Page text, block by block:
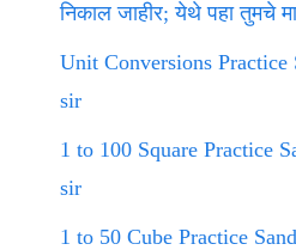
निकाल जाहीर; येथे पहा तुमचे
Unit Conversions Practice
sir
1 to 100 Square Practice
sir
1 to 50 Cube Practice